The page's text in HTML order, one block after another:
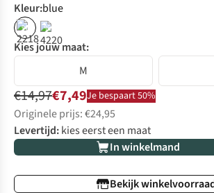
Kleur:blue
% %
Kies jouw maat:
M
€14,97€7,49Je bespaart 50%
Originele prijs: €24,95
Levertijd:kies eerst een maat
In winkelmand
Bekijk